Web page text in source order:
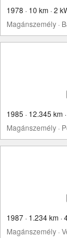
1978 · 10 km · 2
Magánszemély ·
1985 · 12.345 km
Magánszemély ·
1987 · 1.234 km ·
Magánszemély ·